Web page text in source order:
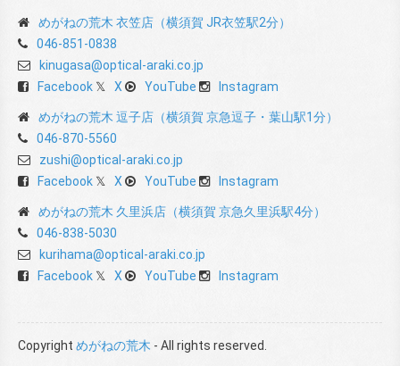
めがねの荒木 衣笠店（横須賀 JR衣笠駅2分）
046-851-0838
kinugasa@optical-araki.co.jp
Facebook
X YouTube Instagram
めがねの荒木 逗子店（横須賀 京急逗子・葉山駅1分）
046-870-5560
zushi@optical-araki.co.jp
Facebook
X YouTube Instagram
めがねの荒木 久里浜店（横須賀 京急久里浜駅4分）
046-838-5030
kurihama@optical-araki.co.jp
Facebook
X YouTube Instagram
Copyright めがねの荒木 - All rights reserved.